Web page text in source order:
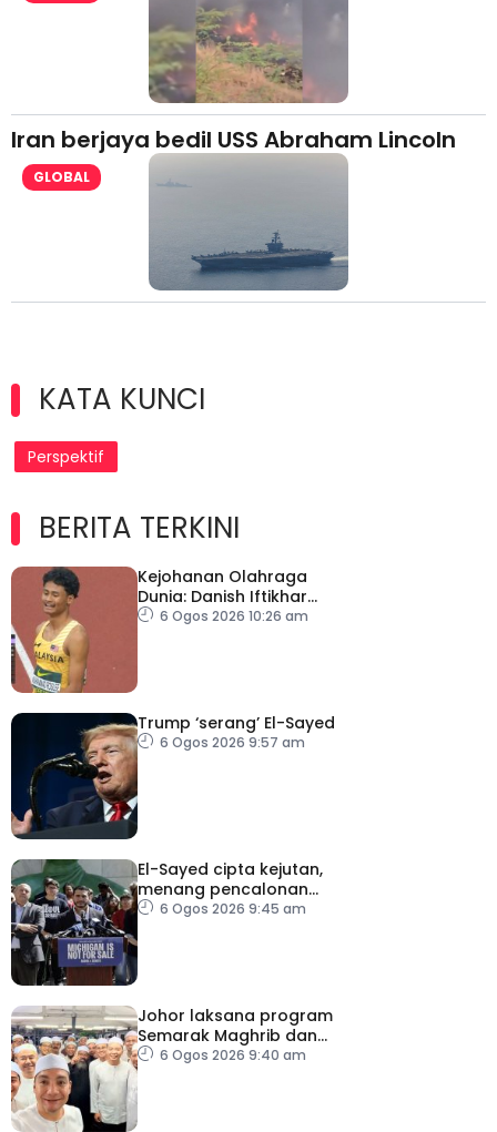
Iran berjaya bedil USS Abraham Lincoln
GLOBAL
KATA KUNCI
Perspektif
BERITA TERKINI
Kejohanan Olahraga
Dunia: Danish Iftikhar
cipta sejarah mara ke
6 Ogos 2026 10:26 am
Trump ‘serang’ El-Sayed
6 Ogos 2026 9:57 am
El-Sayed cipta kejutan,
menang pencalonan
Senat AS di Michigan
6 Ogos 2026 9:45 am
Johor laksana program
Semarak Maghrib dan
Isyak perkasa solat
6 Ogos 2026 9:40 am